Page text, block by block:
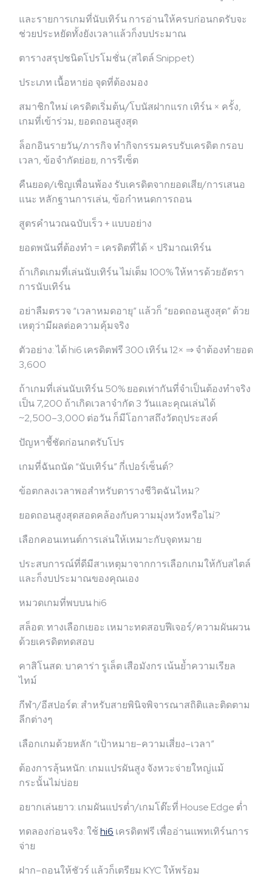
และรายการเกมที่นับเทิร์น การอ่านให้ครบก่อนกดรับจะ
ช่วยประหยัดทั้งยังเวลาแล้วก็งบประมาณ
ตารางสรุปชนิดโปรโมชั่น (สไตล์ Snippet)
ประเภท เนื้อหาย่อ จุดที่ต้องมอง
สมาชิกใหม่ เครดิตเริ่มต้น/โบนัสฝากแรก เทิร์น × ครั้ง,
เกมที่เข้าร่วม, ยอดถอนสูงสุด
ล็อกอินรายวัน/ภารกิจ ทำกิจกรรมครบรับเครดิต กรอบ
เวลา, ข้อจำกัดย่อย, การรีเซ็ต
คืนยอด/เชิญเพื่อนพ้อง รับเครดิตจากยอดเสีย/การเสนอ
แนะ หลักฐานการเล่น, ข้อกำหนดการถอน
สูตรคำนวณฉบับเร็ว + แบบอย่าง
ยอดพนันที่ต้องทำ = เครดิตที่ได้ × ปริมาณเทิร์น
ถ้าเกิดเกมที่เล่นนับเทิร์น ไม่เต็ม 100% ให้หารด้วยอัตรา
การนับเทิร์น
อย่าลืมตรวจ “เวลาหมดอายุ” แล้วก็ “ยอดถอนสูงสุด” ด้วย
เหตุว่ามีผลต่อความคุ้มจริง
ตัวอย่าง: ได้ hi6 เครดิตฟรี 300 เทิร์น 12× ⇒ จำต้องทำยอด
3,600
ถ้าเกมที่เล่นนับเทิร์น 50% ยอดเท่ากันที่จำเป็นต้องทำจริง
เป็น 7,200 ถ้าเกิดเวลาจำกัด 3 วันและคุณเล่นได้
~2,500–3,000 ต่อวัน ก็มีโอกาสถึงวัตถุประสงค์
ปัญหาชี้ชัดก่อนกดรับโปร
เกมที่ฉันถนัด “นับเทิร์น” กี่เปอร์เซ็นต์?
ข้อตกลงเวลาพอสำหรับตารางชีวิตฉันไหม?
ยอดถอนสูงสุดสอดคล้องกับความมุ่งหวังหรือไม่?
เลือกคอนเทนต์การเล่นให้เหมาะกับจุดหมาย
ประสบการณ์ที่ดีมีสาเหตุมาจากการเลือกเกมให้กับสไตล์
และก็งบประมาณของคุณเอง
หมวดเกมที่พบบน hi6
สล็อต: ทางเลือกเยอะ เหมาะทดสอบฟีเจอร์/ความผันผวน
ด้วยเครดิตทดสอบ
คาสิโนสด: บาคาร่า รูเล็ต เสือมังกร เน้นย้ำความเรียล
ไทม์
กีฬา/อีสปอร์ต: สำหรับสายพินิจพิจารณาสถิติและติดตาม
ลีกต่างๆ
เลือกเกมด้วยหลัก “เป้าหมาย–ความเสี่ยง–เวลา”
ต้องการลุ้นหนัก: เกมแปรผันสูง จังหวะจ่ายใหญ่แม้
กระนั้นไม่บ่อย
อยากเล่นยาว: เกมผันแปรต่ำ/เกมโต๊ะที่ House Edge ต่ำ
ทดลองก่อนจริง: ใช้hi6 เครดิตฟรี เพื่ออ่านแพทเทิร์นการ
จ่าย
ฝาก–ถอนให้ชัวร์ แล้วก็เตรียม KYC ให้พร้อม